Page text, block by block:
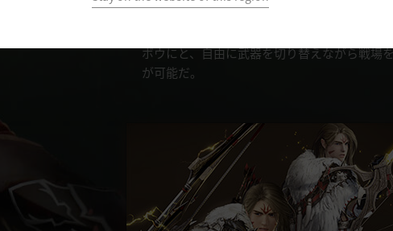
能力による機敏な動きが組み合わされば、
を食らうしかない。またアーチャーは、ク
ボウにと、自由に武器を切り替えながら戦場
が可能だ。